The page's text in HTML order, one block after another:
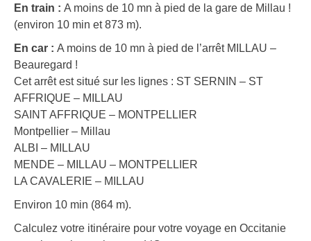
En train : A moins de 10 mn à pied de la gare de Millau !
(environ 10 min et 873 m).
En car : A moins de 10 mn à pied de l’arrêt MILLAU –
Beauregard !
Cet arrêt est situé sur les lignes : ST SERNIN – ST
AFFRIQUE – MILLAU
SAINT AFFRIQUE – MONTPELLIER
Montpellier – Millau
ALBI – MILLAU
MENDE – MILLAU – MONTPELLIER
LA CAVALERIE – MILLAU
Environ 10 min (864 m).
Calculez votre itinéraire pour votre voyage en Occitanie